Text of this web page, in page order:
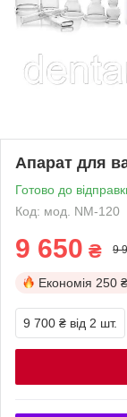
Апарат для
Готово до
Код: мод. NM-120
9 650 ₴ 9
Економія 250 ₴
9 700 ₴ від 2 шт.